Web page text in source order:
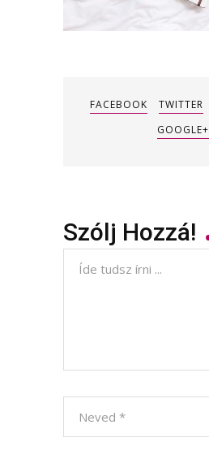
FACEBOOK TWITTER
GOOGLE+
Szólj Hozzá!